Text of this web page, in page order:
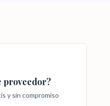
proveedor?
y sin compromiso